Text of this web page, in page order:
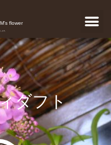
flower
ます。
ダフト